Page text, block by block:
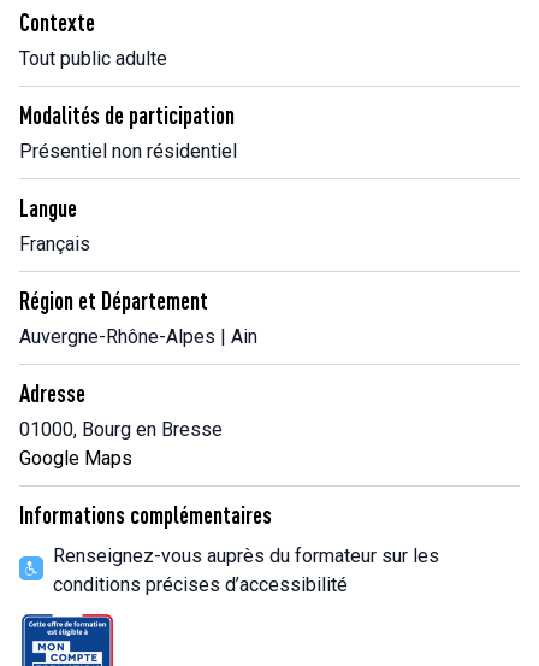
Contexte
Tout public adulte
Modalités de participation
Présentiel non résidentiel
Langue
Français
Région et Département
Auvergne-Rhône-Alpes | Ain
Adresse
01000, Bourg en Bresse
Google Maps
Informations complémentaires
Renseignez-vous auprès du formateur sur les
conditions précises d’accessibilité